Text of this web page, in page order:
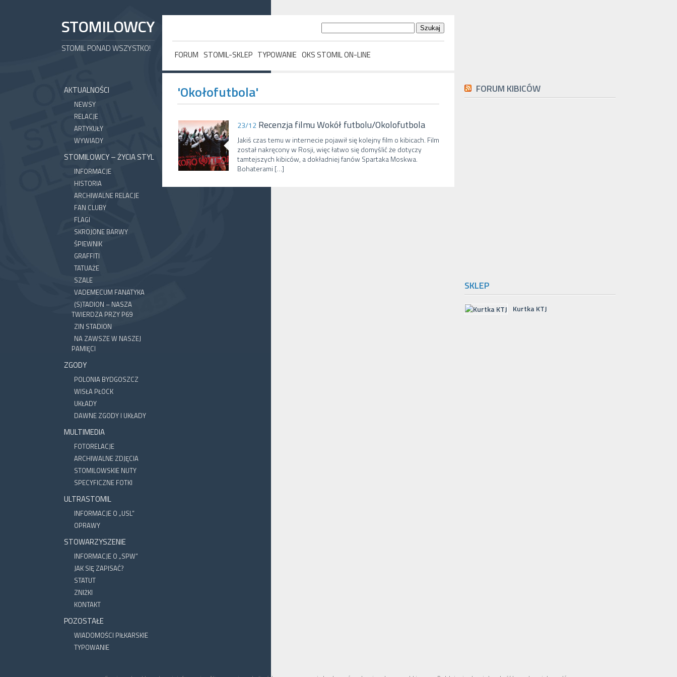
STOMILOWCY
STOMIL PONAD WSZYSTKO!
FORUM STOMIL-SKLEP TYPOWANIE OKS STOMIL ON-LINE
AKTUALNOŚCI
NEWSY
RELACJE
ARTYKUŁY
WYWIADY
STOMILOWCY – ŻYCIA STYL
INFORMACJE
HISTORIA
ARCHIWALNE RELACJE
FAN CLUBY
FLAGI
SKROJONE BARWY
ŚPIEWNIK
GRAFFITI
TATUAŻE
SZALE
VADEMECUM FANATYKA
(S)TADION – NASZA
TWIERDZA PRZY P69
ZIN STADION
NA ZAWSZE W NASZEJ
PAMIĘCI
ZGODY
POLONIA BYDGOSZCZ
WISŁA PŁOCK
UKŁADY
DAWNE ZGODY I UKŁADY
MULTIMEDIA
FOTORELACJE
ARCHIWALNE ZDJĘCIA
STOMILOWSKIE NUTY
SPECYFICZNE FOTKI
ULTRASTOMIL
INFORMACJE O „USL”
OPRAWY
STOWARZYSZENIE
INFORMACJE O „SPW”
JAK SIĘ ZAPISAĆ?
STATUT
ZNIŻKI
KONTAKT
POZOSTAŁE
WIADOMOŚCI PIŁKARSKIE
TYPOWANIE
'Okołofutbola'
23/12 Recenzja filmu Wokół futbolu/Okolofutbola
Jakiś czas temu w internecie pojawił się kolejny film o kibicach. Film
został nakręcony w Rosji, więc łatwo się domyślić że dotyczy
tamtejszych kibiców, a dokładniej fanów Spartaka Moskwa.
Bohaterami […]
FORUM KIBICÓW
SKLEP
Kurtka KTJ